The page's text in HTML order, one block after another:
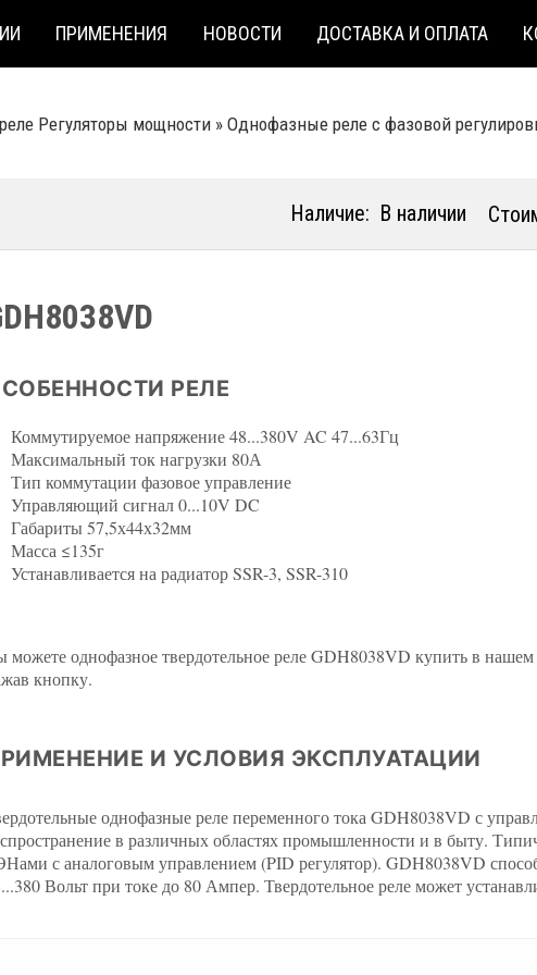
ПРИМЕНЕНИЯ НОВОСТИ ДОСТАВКА И ОПЛАТА
Регуляторы мощности » Однофазные реле с фазовой
Наличие: В наличии
РЕЛЕ
Коммутируемое напряжение 48...380V AC 47...63Гц
Максимальный ток нагрузки 80А
Тип коммутации фазовое управление
Управляющий сигнал 0...10V DC
Габариты 57,5х44х32мм
Масса ≤135г
Устанавливается на радиатор SSR-3, SSR-310
можете однофазное твердотельное реле GDH8038VD купить в нашем
кнопку.
И УСЛОВИЯ ЭКСПЛУАТАЦИИ
однофазные реле переменного тока GDH8038VD с
в различных областях промышленности и в быту.
с аналоговым управлением (PID регулятор). GDH8038VD
Вольт при токе до 80 Ампер. Твердотельное реле может